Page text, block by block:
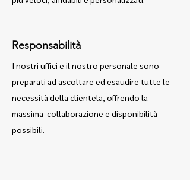
Responsabilità
I nostri uffici e il nostro personale sono
preparati ad ascoltare ed esaudire tutte le
necessità della clientela, offrendo la
massima collaborazione e disponibilità
possibili.